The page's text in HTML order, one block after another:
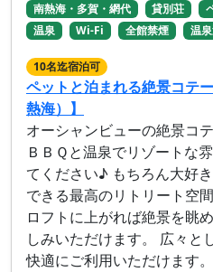
南熱海・多賀・網代 貸別荘
温泉
Wi-Fi 全館禁煙 温
10名迄宿泊可
ペットと泊まれる絶景コテ
熱海）】
オーシャンビューの絶景コ
ＢＢＱと温泉でリゾートな
てください♪ もちろん大好
できる最高のリトリート空
ロフトに上がれば絶景を眺
しみいただけます。 広々と
快適にご利用いただけます。